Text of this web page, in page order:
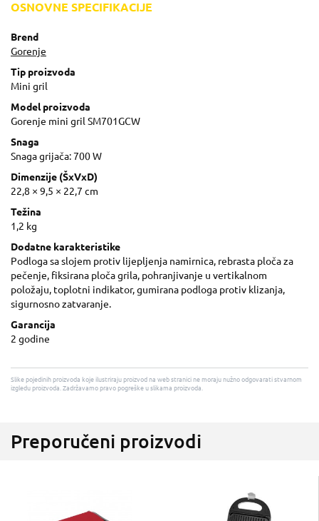
OSNOVNE SPECIFIKACIJE
Brend
Gorenje
Tip proizvoda
Mini gril
Model proizvoda
Gorenje mini gril SM701GCW
Snaga
Snaga grijača: 700 W
Dimenzije (ŠxVxD)
22,8 × 9,5 × 22,7 cm
Težina
1,2 kg
Dodatne karakteristike
Podloga sa slojem protiv lijepljenja namirnica, rebrasta ploča za
pečenje, fiksirana ploča grila, pohranjivanje u vertikalnom
položaju, toplotni indikator, gumirana podloga protiv klizanja,
sigurnosno zatvaranje.
Garancija
2 godine
Slike pojedinih proizvoda koje ilustriraju proizvod na web stranici ne moraju nužno odgovarati stvarnom
izgledu proizvoda. Zadržavamo pravo pogreške u slikama proizvoda.
Preporučeni proizvodi